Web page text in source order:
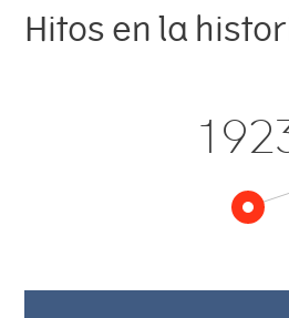
Hitos en la